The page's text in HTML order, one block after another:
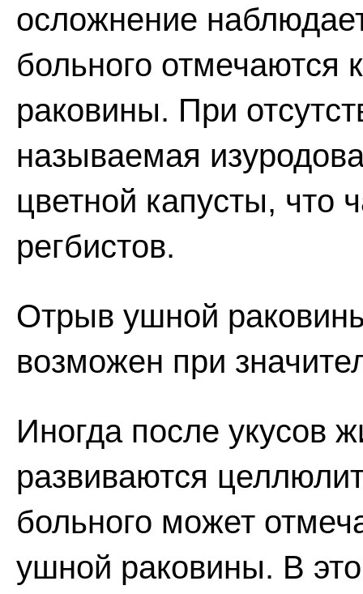
осложнение
больного отмечаются
раковины. При
называемая
цветной капусты, что
регбистов.
Отрыв ушной
возможен при
Иногда после укусов
развиваются
больного может
ушной раковины. В